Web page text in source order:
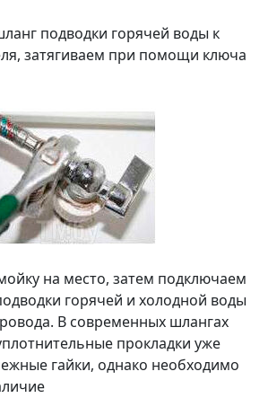
подводки горячей воды к
затягиваем при помощи ключа
на место, затем подключаем
горячей и холодной воды
В современных шлангах
прокладки уже
гайки, однако необходимо